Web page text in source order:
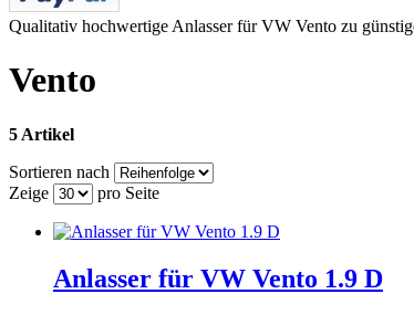
Qualitativ hochwertige Anlasser für VW Vento zu
Vento
5 Artikel
Sortieren nach
Zeige
pro Seite
Anlasser für VW Vento 1.9 D